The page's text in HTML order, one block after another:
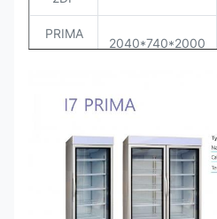
PRIMA
3DF
2040*740*2000
1DR
680*740*2000
PRIMA
1360*740*2000
PRIMA
2040*740*2000